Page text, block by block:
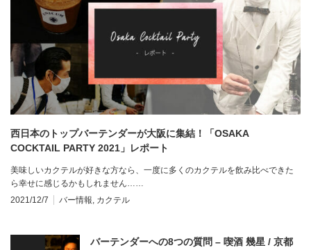
西日本のトップバーテンダーが大阪に集結！「OSAKA
COCKTAIL PARTY 2021」レポート
美味しいカクテルが好きな方なら、一度に多くのカクテルを飲み比べできた
ら幸せに感じるかもしれません……
2021/12/7
バー情報, カクテル
バーテンダーへの8つの質問 – 喫酒 幾星 / 京都